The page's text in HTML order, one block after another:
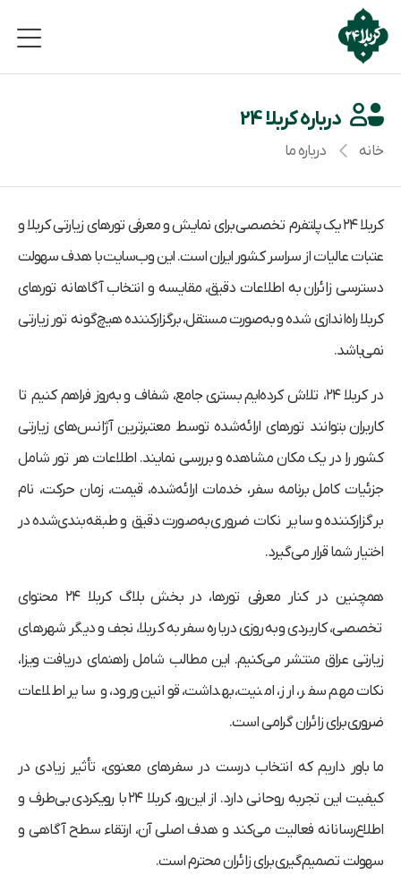
درباره کربلا 24
خانه درباره ما
کربلا ۲۴
یک پلتفرم تخصصی برای نمایش و معرفی تورهای زیارتی کربلا و
عتبات عالیات از سراسر کشور ایران است. این وب‌سایت با هدف سهولت
دسترسی زائران به اطلاعات دقیق، مقایسه و انتخاب آگاهانه تورهای
کربلا راه‌اندازی شده و به‌صورت مستقل، برگزارکننده هیچ‌گونه تور زیارتی
نمی‌باشد.
در کربلا ۲۴، تلاش کرده‌ایم بستری جامع، شفاف و به‌روز فراهم کنیم تا
کاربران بتوانند تورهای ارائه‌شده توسط معتبرترین آژانس‌های زیارتی
کشور را در یک مکان مشاهده و بررسی نمایند. اطلاعات هر تور شامل
جزئیات کامل برنامه سفر، خدمات ارائه‌شده، قیمت، زمان حرکت، نام
برگزارکننده و سایر نکات ضروری به‌صورت دقیق و طبقه‌بندی‌شده در
اختیار شما قرار می‌گیرد.
همچنین در کنار معرفی تورها، در بخش بلاگکربلا ۲۴
محتوای
تخصصی، کاربردی و به‌روزی درباره سفر به کربلا، نجف و دیگر شهرهای
زیارتی عراق منتشر می‌کنیم. این مطالب شامل راهنمای دریافت ویزا،
نکات مهم سفر، ارز، امنیت، بهداشت، قوانین ورود، و سایر اطلاعات
ضروری برای زائران گرامی است.
ما باور داریم که انتخاب درست در سفرهای معنوی، تأثیر زیادی در
کیفیت این تجربه روحانی دارد. از این‌رو،کربلا ۲۴
با رویکردی بی‌طرف و
اطلاع‌رسانانه فعالیت می‌کند و هدف اصلی آن، ارتقاء سطح آگاهی و
سهولت تصمیم‌گیری برای زائران محترم است.